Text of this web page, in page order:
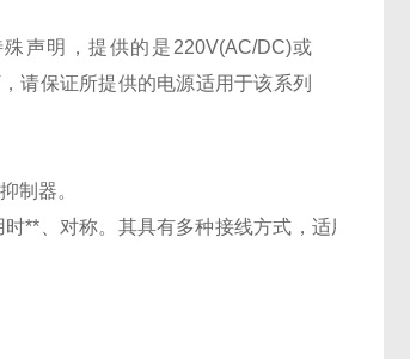
声明，提供的是 220V(AC/DC)或
，请保证所提供的电源适用于该系列
制器。
**、对称。其具有多种接线方式，适用